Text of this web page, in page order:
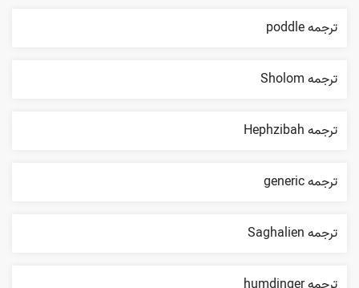
ترجمه poddle
ترجمه Sholom
ترجمه Hephzibah
ترجمه generic
ترجمه Saghalien